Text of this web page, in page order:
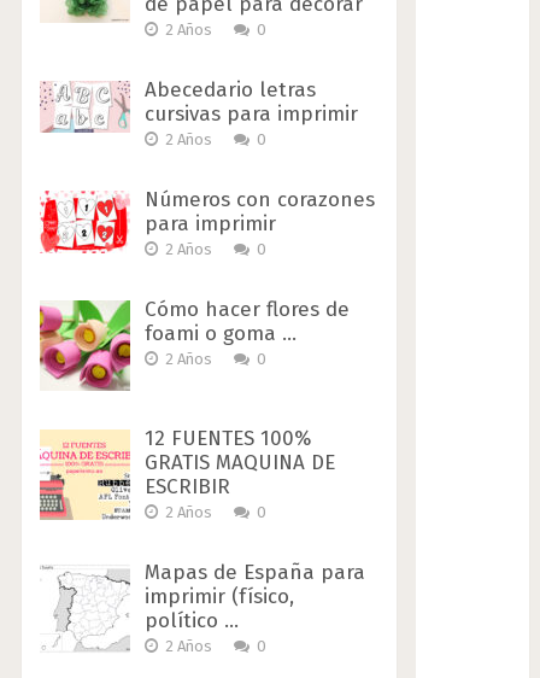
2 Años 0
Abecedario letras
cursivas para imprimir
2 Años 0
Números con corazones
para imprimir
2 Años 0
Cómo hacer flores de
foami o goma …
2 Años 0
12 FUENTES 100%
GRATIS MAQUINA DE
ESCRIBIR
2 Años 0
Mapas de España para
imprimir (físico,
político …
2 Años 0